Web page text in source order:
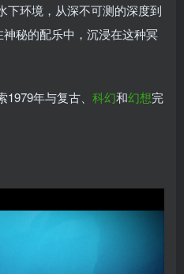
下环境，从深不可测的深度到
秘的配乐中，沉浸在这种冥
年与复古、 科幻和幻想完